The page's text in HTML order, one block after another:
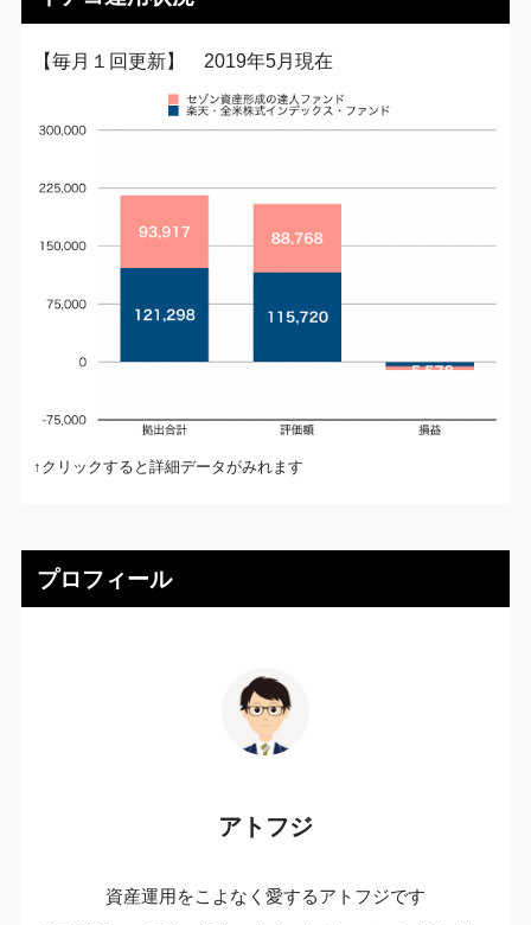
【毎月１回更新】 2019年5月現在
↑クリックすると詳細データがみれます
プロフィール
アトフジ
資産運用をこよなく愛するアトフジです